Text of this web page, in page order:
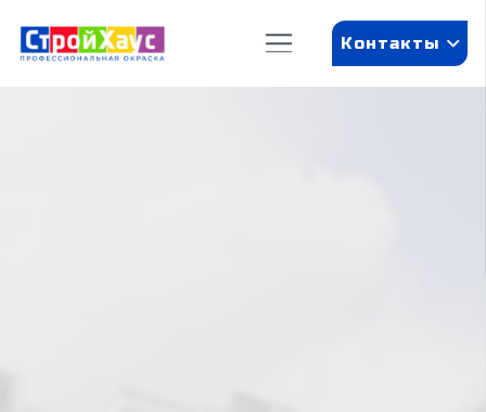
Контакты